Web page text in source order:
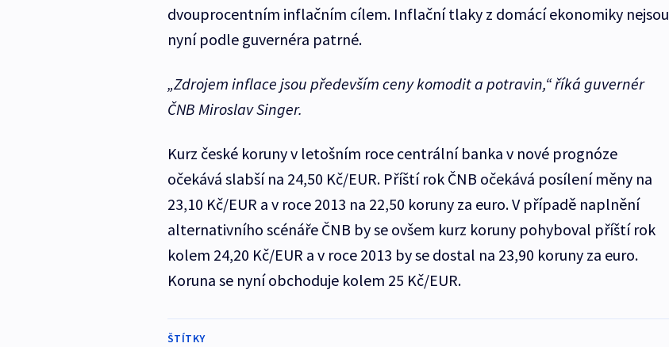
dvouprocentním inflačním cílem. Inflační tlaky z domácí ekonomiky nejsou
nyní podle guvernéra patrné.
„Zdrojem inflace jsou především ceny komodit a potravin,“ říká guvernér
ČNB Miroslav Singer.
Kurz české koruny v letošním roce centrální banka v nové prognóze
očekává slabší na 24,50 Kč/EUR. Příští rok ČNB očekává posílení měny na
23,10 Kč/EUR a v roce 2013 na 22,50 koruny za euro. V případě naplnění
alternativního scénáře ČNB by se ovšem kurz koruny pohyboval příští rok
kolem 24,20 Kč/EUR a v roce 2013 by se dostal na 23,90 koruny za euro.
Koruna se nyní obchoduje kolem 25 Kč/EUR.
ŠTÍTKY